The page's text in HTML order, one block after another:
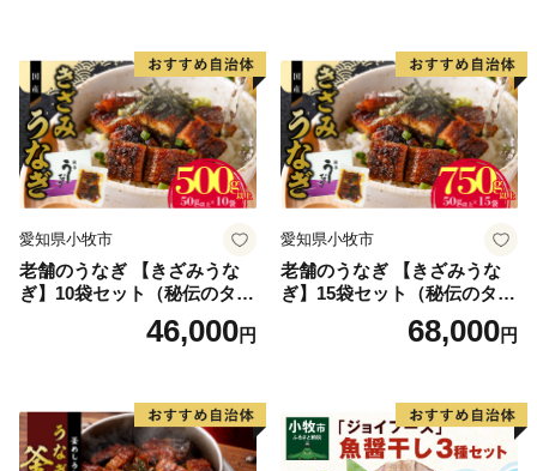
り寄せグルメ 愛知県 小牧市
送料無料
愛知県小牧市
老舗のうなぎ 【きざみうな
ぎ】10袋セット（秘伝のタレ
46,000円
愛知県小牧市
老舗のうなぎ 【きざみうな
ぎ】15袋セット（秘伝のタレ
68,000円